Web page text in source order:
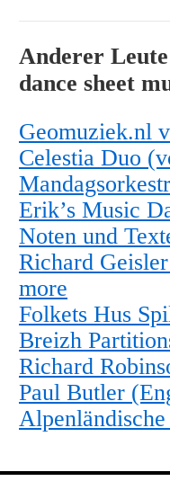
Anderer
dance sheet
Geomuziek.nl
Celestia Duo
Erik’s Music
Noten und
Richard
more
Folkets Hus
Breizh
Richard
Paul Butler